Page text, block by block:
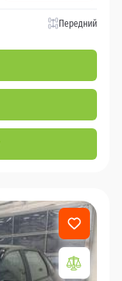
Передний